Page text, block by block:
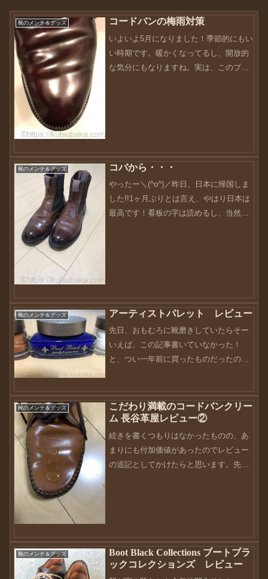
靴のメンテ＆グッズ コードバンの梅雨対策
いよいよ5月になりました！季節的にもい
い時期です。暖かくなってるし、開放的
な気分にもなりますね。実は、このブロ
靴のメンテ＆グッズ コバから・・・
やったー＼(^o^)／昨日、日本に帰国しま
した!!1ヶ月ぶりとは言え、やはり日本は
最高です！看板の字は読めるし、当然な
靴のメンテ＆グッズ アーティストパレット レビュー
先日、おもむろに靴磨きしていたらそー
いえば、この記事書いていなかった！
と、つい一年前に買ったものだったのを
ーツの出番もそろそろですかね（笑）こ
の商品を購入しようと思っ...
靴のメンテ＆グッズ
こだわり満載のコードバンクリー
ム 長谷革屋レビュー②
続きを書くつもりはなかったものの、あ
まりにも付加価値があったのでレビュー
の追記としてかけたらと思います。先日
靴のメンテ＆グッズ
Boot Black Collections ブートブラ
ックコレクションズ レビュー